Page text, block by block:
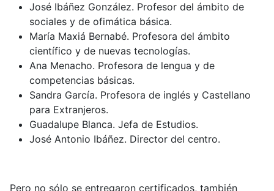
José Ibáñez González. Profesor del ámbito de
sociales y de ofimática básica.
María Maxiá Bernabé. Profesora del ámbito
científico y de nuevas tecnologías.
Ana Menacho. Profesora de lengua y de
competencias básicas.
Sandra García. Profesora de inglés y Castellano
para Extranjeros.
Guadalupe Blanca. Jefa de Estudios.
José Antonio Ibáñez. Director del centro.
Pero no sólo se entregaron certificados, también